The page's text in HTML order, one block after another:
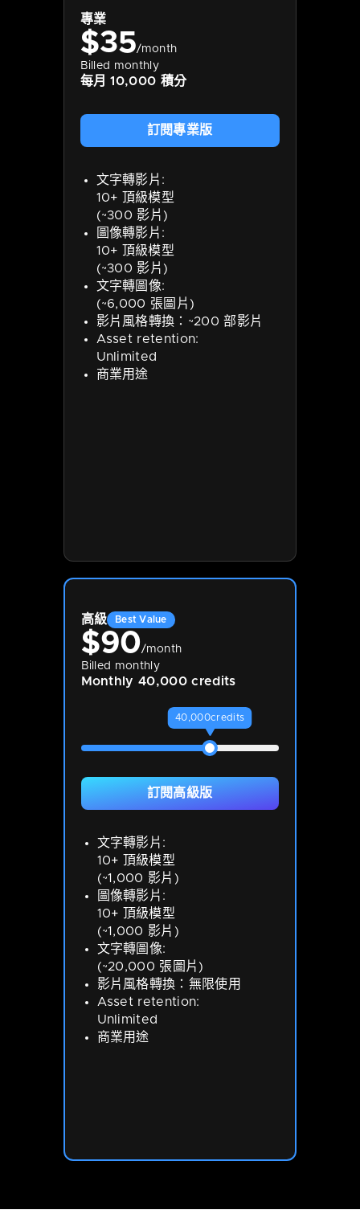
專業
$35/month
Billed monthly
每月 10,000 積分
訂閱專業版
文字轉影片:
10+ 頂級模型
(~300 影片)
圖像轉影片:
10+ 頂級模型
(~300 影片)
文字轉圖像:
(~6,000 張圖片)
影片風格轉換：~200 部影片
Asset retention:
Unlimited
商業用途
高級 Best Value
$90/month
Billed monthly
Monthly 40,000 credits
40,000credits
訂閱高級版
文字轉影片:
10+ 頂級模型
(~1,000 影片)
圖像轉影片:
10+ 頂級模型
(~1,000 影片)
文字轉圖像:
(~20,000 張圖片)
影片風格轉換：無限使用
Asset retention:
Unlimited
商業用途